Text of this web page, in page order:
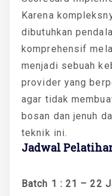
Karena
dibutuhkan
komprehensif
menjadi sebuah
provider yang
agar tidak
bosan dan jenuh
teknik ini.
Jadwal
Batch 1 : 21 – 22